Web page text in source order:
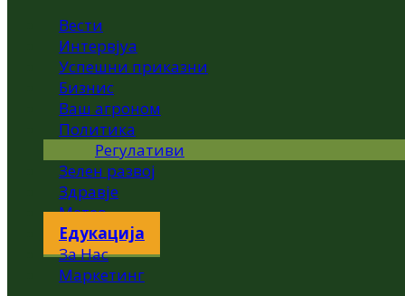
Вести
Интервјуа
Успешни приказни
Бизнис
Ваш агроном
Политика
Регулативи
Зелен развој
Здравје
Метео
Едукација
За Нас
Маркетинг